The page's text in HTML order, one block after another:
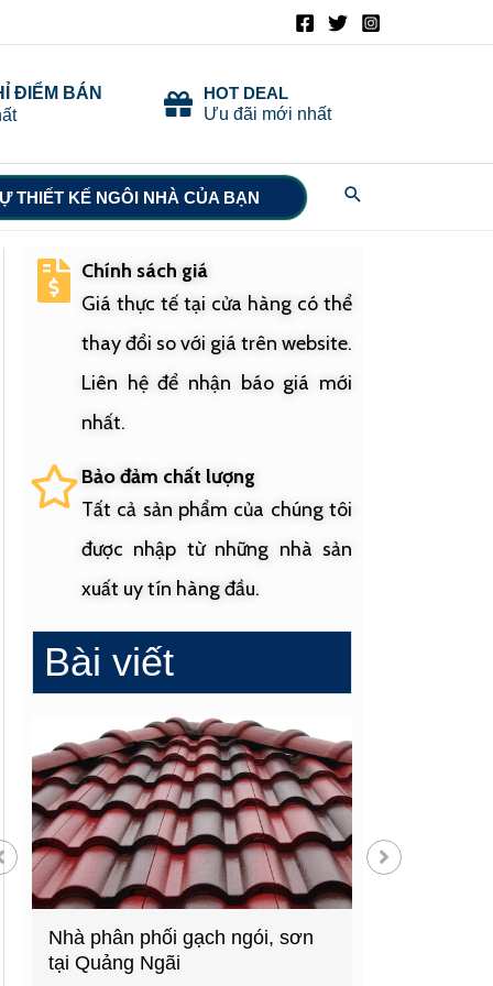
ĐIỂM BÁN
HOT DEAL
Ưu đãi mới nhất
THIẾT KẾ NGÔI NHÀ CỦA BẠN Search
Chính sách giá
Giá thực tế tại cửa hàng có thể
thay đổi so với giá trên website.
Liên hệ để nhận báo giá mới
nhất.
Bảo đảm chất lượng
Tất cả sản phẩm của chúng tôi
được nhập từ những nhà sản
xuất uy tín hàng đầu.
Bài viết
Nhà phân phối gạch ngói, sơn
tại Quảng Ngãi